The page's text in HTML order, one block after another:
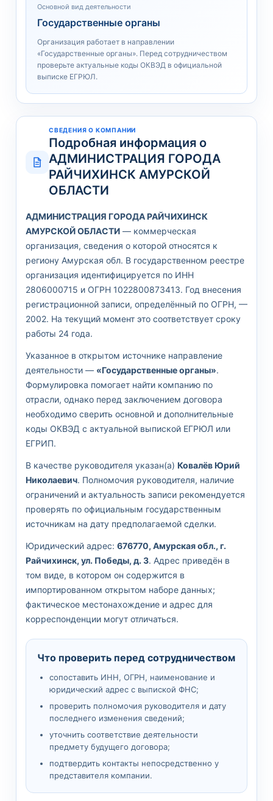
Основной вид деятельности
Государственные органы
Организация работает в направлении
«Государственные органы». Перед сотрудничеством
проверьте актуальные коды ОКВЭД в официальной
выписке ЕГРЮЛ.
СВЕДЕНИЯ О КОМПАНИИ
Подробная информация о
АДМИНИСТРАЦИЯ ГОРОДА
РАЙЧИХИНСК АМУРСКОЙ
ОБЛАСТИ
АДМИНИСТРАЦИЯ ГОРОДА РАЙЧИХИНСК
АМУРСКОЙ ОБЛАСТИ — коммерческая
организация, сведения о которой относятся к
региону Амурская обл. В государственном реестре
организация идентифицируется по ИНН
2806000715 и ОГРН 1022800873413. Год внесения
регистрационной записи, определённый по ОГРН, —
2002. На текущий момент это соответствует сроку
работы 24 года.
Указанное в открытом источнике направление
деятельности — «Государственные органы».
Формулировка помогает найти компанию по
отрасли, однако перед заключением договора
необходимо сверить основной и дополнительные
коды ОКВЭД с актуальной выпиской ЕГРЮЛ или
ЕГРИП.
В качестве руководителя указан(а) Ковалёв Юрий
Николаевич. Полномочия руководителя, наличие
ограничений и актуальность записи рекомендуется
проверять по официальным государственным
источникам на дату предполагаемой сделки.
Юридический адрес: 676770, Амурская обл., г.
Райчихинск, ул. Победы, д. 3. Адрес приведён в
том виде, в котором он содержится в
импортированном открытом наборе данных;
фактическое местонахождение и адрес для
корреспонденции могут отличаться.
Что проверить перед сотрудничеством
сопоставить ИНН, ОГРН, наименование и
юридический адрес с выпиской ФНС;
проверить полномочия руководителя и дату
последнего изменения сведений;
уточнить соответствие деятельности
предмету будущего договора;
подтвердить контакты непосредственно у
представителя компании.